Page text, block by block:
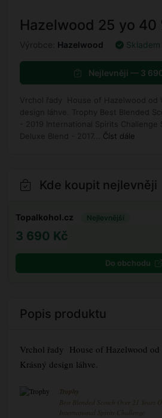
Hazelwood 25 yo 40
Výrobce: Hazelwood
Nejlevněji — 3
Vrchol řady House of Hazelwood od
design láhve. Trophy Best Blended
- 2019 International Spirits Challenge
Deluxe Blend - 2017... Číst dále
Kde koupit nejlevněji
Topalkohol.cz Nejlevnější
3 690 Kč
Do obchodu
Popis produktu
Vrchol řady House of Hazelwood od
Krásný design láhve.
Trophy
Best Blended Scotch Over 21 Years
International Spirits Challenge